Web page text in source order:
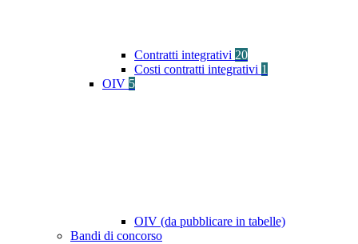
Contratti integrativi 20
Costi contratti integrativi 1
OIV 5
OIV (da pubblicare in tabelle)
Bandi di concorso